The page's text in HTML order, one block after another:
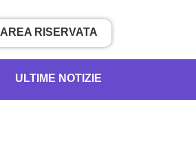
AREA RISERVATA
ULTIME NOTIZIE